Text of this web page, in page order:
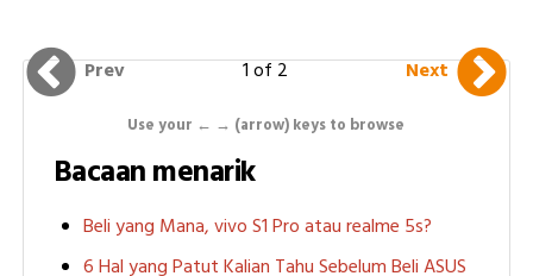
Prev 1 of 2 Next
Use your ← → (arrow) keys to browse
Bacaan menarik
Beli yang Mana, vivo S1 Pro atau realme 5s?
6 Hal yang Patut Kalian Tahu Sebelum Beli ASUS